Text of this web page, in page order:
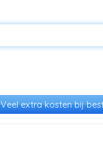
Veel extra kosten bij